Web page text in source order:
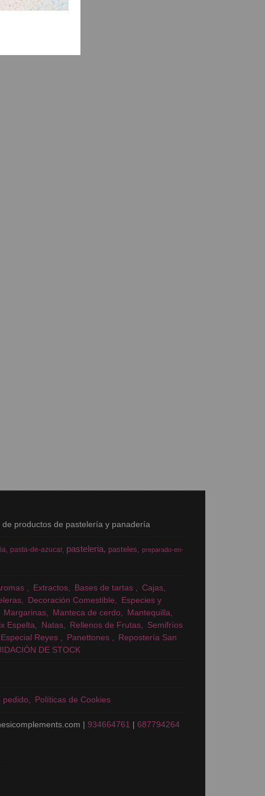
productos de pastelería y panadería
pasta-de-azucar pasteleria pasteles
preparado-en-
Extractos Bases de tartas
Cajas
Decoración Comestible
Especies y
Margarinas Manteca de cerdo
Mantequilla
Espelta Natas Rellenos de Frutas
Semifríos
Especial Reyes Panettones
Repostería San
DE STOCK
pedido Políticas de Cookies
| 934664761 | 687794264